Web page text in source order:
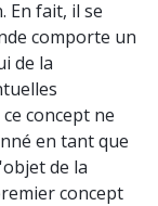
En fait, il se
comporte un
de la
concept ne
en tant que
de la
concept